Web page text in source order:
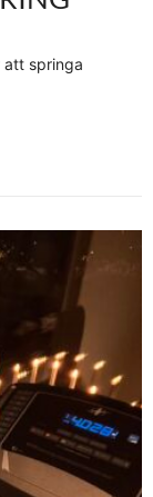
att springa